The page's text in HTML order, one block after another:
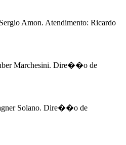
Amon. Atendimento: Ricardo
Marchesini. Dire��o de
Solano. Dire��o de